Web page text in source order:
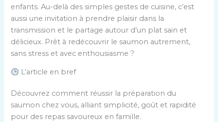
enfants. Au-delà des simples gestes de cuisine, c’est
aussi une invitation à prendre plaisir dans la
transmission et le partage autour d’un plat sain et
délicieux. Prêt à redécouvrir le saumon autrement,
sans stress et avec enthousiasme ?
L’article en bref
Découvrez comment réussir la préparation du
saumon chez vous, alliant simplicité, goût et rapidité
pour des repas savoureux en famille.